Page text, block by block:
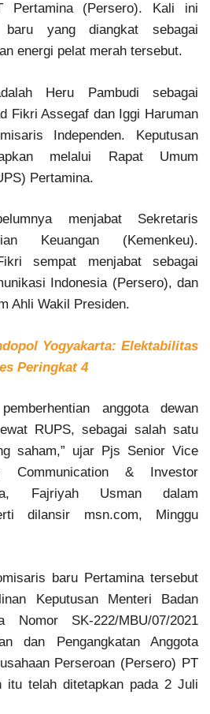
Pertamina (Persero). Kali ini
yang diangkat sebagai
energi pelat merah tersebut.
Heru Pambudi sebagai
Fikri Assegaf dan Iggi Haruman
Independen. Keputusan
melalui Rapat Umum
Pertamina.
menjabat Sekretaris
Keuangan (Kemenkeu).
sempat menjabat sebagai
Indonesia (Persero), dan
Ahli Wakil Presiden.
Yogyakarta: Elektabilitas
Peringkat 4
anggota dewan
RUPS, sebagai salah satu
saham,” ujar Pjs Senior Vice
Communication & Investor
Fajriyah Usman dalam
dilansir msn.com, Minggu
baru Pertamina tersebut
Keputusan Menteri Badan
SK-222/MBU/07/2021
dan Pengangkatan Anggota
Perseroan (Persero) PT
itu telah ditetapkan pada 2 Juli